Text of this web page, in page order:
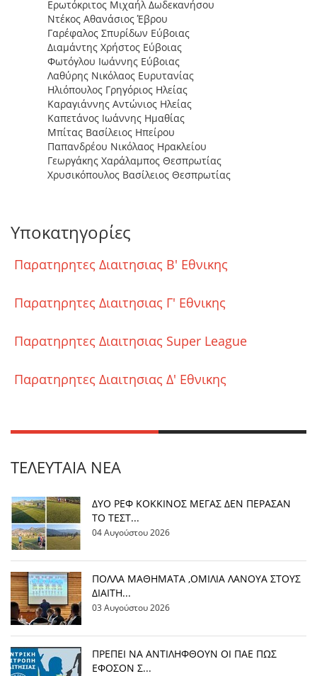
Ερωτόκριτος Μιχαήλ ∆ωδεκανήσου
Ντέκος Αθανάσιος Έβρου
Γαρέφαλος Σπυρίδων Εύβοιας
∆ιαµάντης Χρήστος Εύβοιας
Φωτόγλου Ιωάννης Εύβοιας
Λαθύρης Νικόλαος Ευρυτανίας
Ηλιόπουλος Γρηγόριος Ηλείας
Καραγιάννης Αντώνιος Ηλείας
Καπετάνος Ιωάννης Ηµαθίας
Μπίτας Βασίλειος Ηπείρου
Παπανδρέου Νικόλαος Ηρακλείου
Γεωργάκης Χαράλαµπος Θεσπρωτίας
Χρυσικόπουλος Βασίλειος Θεσπρωτίας
Υποκατηγορίες
Παρατηρητες Διαιτησιας Β' Εθνικης
Παρατηρητες Διαιτησιας Γ' Εθνικης
Παρατηρητες Διαιτησιας Super League
Παρατηρητες Διαιτησιας Δ' Εθνικης
ΤΕΛΕΥΤΑΊΑ ΝΈΑ
ΔΥΟ ΡΕΦ ΚΟΚΚΙΝΟΣ ΜΕΓΑΣ ΔΕΝ ΠΕΡΑΣΑΝ
ΤΟ ΤΕΣΤ...
04 Αυγούστου 2026
ΠΟΛΛΑ ΜΑΘΗΜΑΤΑ ,ΟΜΙΛΙΑ ΛΑΝΟΥΑ ΣΤΟΥΣ
ΔΙΑΙΤΗ...
03 Αυγούστου 2026
ΠΡΕΠΕΙ ΝΑ ΑΝΤΙΛΗΦΘΟΥΝ ΟΙ ΠΑΕ ΠΩΣ
ΕΦΟΣΟΝ Σ...